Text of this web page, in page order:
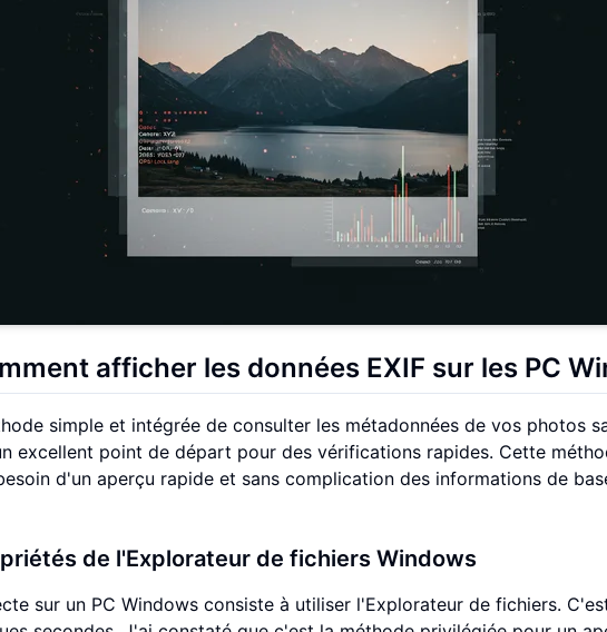
afficher les données EXIF sur les PC
simple et intégrée de consulter les métadonnées de vos photos
excellent point de départ pour des vérifications rapides. Cette
d'un aperçu rapide et sans complication des informations de
de l'Explorateur de fichiers Windows
sur un PC Windows consiste à utiliser l'Explorateur de fichiers.